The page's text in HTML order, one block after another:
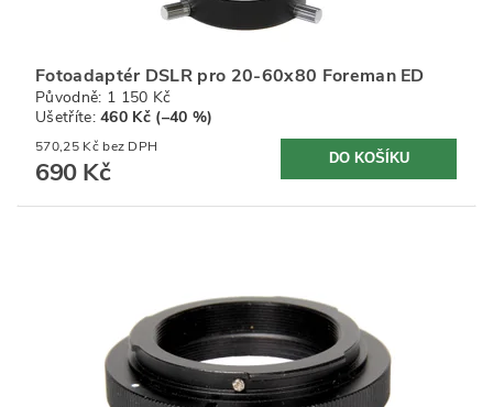
Fotoadaptér DSLR pro 20-60x80 Foreman ED
Původně: 1 150 Kč
Ušetříte:460 Kč (–40 %)
570,25 Kč bez DPH
690 Kč